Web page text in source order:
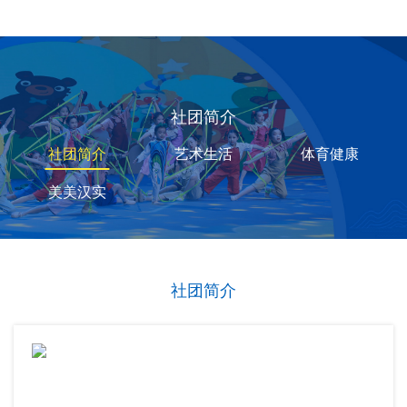
社团简介
社团简介 艺术生活 体育健康
美美汉实
社团简介